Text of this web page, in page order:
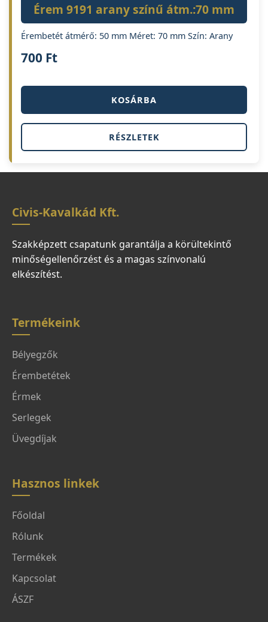
Érem 9191 arany színű átm.:70 mm
Érembetét átmérő: 50 mm Méret: 70 mm Szín: Arany
700 Ft
KOSÁRBA
RÉSZLETEK
Civis-Kavalkád Kft.
Szakképzett csapatunk garantálja a körültekintő
minőségellenőrzést és a magas színvonalú
elkészítést.
Termékeink
Bélyegzők
Érembetétek
Érmek
Serlegek
Üvegdíjak
Hasznos linkek
Főoldal
Rólunk
Termékek
Kapcsolat
ÁSZF